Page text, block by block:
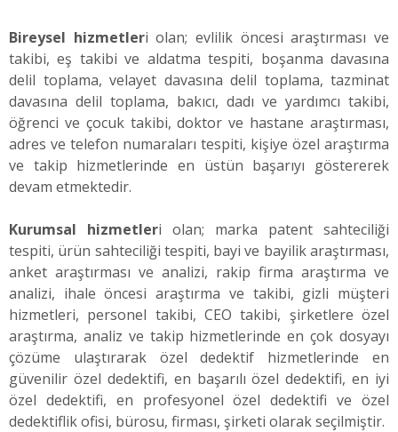
Bireysel hizmetleri olan; evlilik öncesi araştırması ve
takibi, eş takibi ve aldatma tespiti, boşanma davasına
delil toplama, velayet davasına delil toplama, tazminat
davasına delil toplama, bakıcı, dadı ve yardımcı takibi,
öğrenci ve çocuk takibi, doktor ve hastane araştırması,
adres ve telefon numaraları tespiti, kişiye özel araştırma
ve takip hizmetlerinde en üstün başarıyı göstererek
devam etmektedir.
Kurumsal hizmetleri olan; marka patent sahteciliği
tespiti, ürün sahteciliği tespiti, bayi ve bayilik araştırması,
anket araştırması ve analizi, rakip firma araştırma ve
analizi, ihale öncesi araştırma ve takibi, gizli müşteri
hizmetleri, personel takibi, CEO takibi, şirketlere özel
araştırma, analiz ve takip hizmetlerinde en çok dosyayı
çözüme ulaştırarak özel dedektif hizmetlerinde en
güvenilir özel dedektifi, en başarılı özel dedektifi, en iyi
özel dedektifi, en profesyonel özel dedektifi ve özel
dedektiflik ofisi, bürosu, firması, şirketi olarak seçilmiştir.